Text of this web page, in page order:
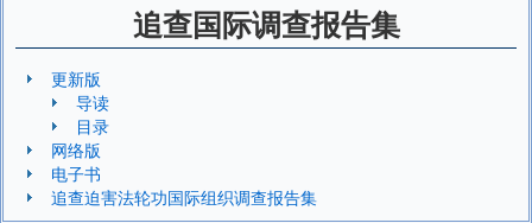
追查国际调查报告集
更新版
导读
目录
网络版
电子书
追查迫害法轮功国际组织调查报告集